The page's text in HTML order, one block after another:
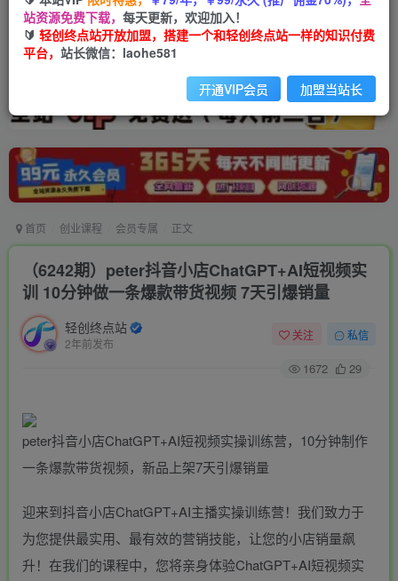
首页 创业课程 会员专属 正文
（6242期）peter抖音小店ChatGPT+AI短视频实
训 10分钟做一条爆款带货视频 7天引爆销量
轻创终点站
2年前发布
关注 私信
1672 29
peter抖音小店ChatGPT+AI短视频实操训练营，10分钟制作
一条爆款带货视频，新品上架7天引爆销量
迎来到抖音小店ChatGPT+AI主播实操训练营！我们致力于
为您提供最实用、最有效的营销技能，让您的小店销量飙
升！在我们的课程中，您将亲身体验ChatGPT+AI短视频实
站资源免费下载， 每天更新，欢迎加入！
🔰 轻创终点站开放加盟，搭建一个和轻创终点站一样的知识付费
平台， 站长微信：laohe581
开通VIP会员 加盟当站长